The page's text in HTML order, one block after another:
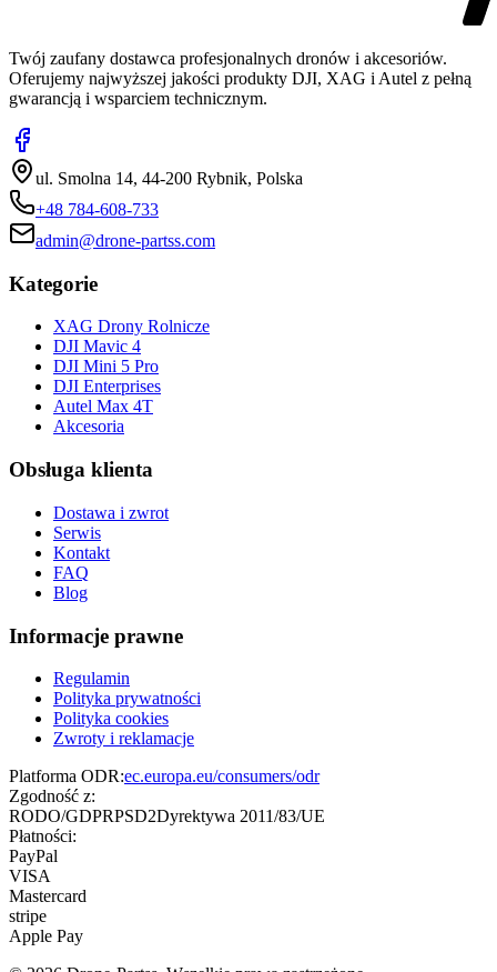
Twój zaufany dostawca profesjonalnych dronów i akcesoriów.
Oferujemy najwyższej jakości produkty DJI, XAG i Autel z pełną
gwarancją i wsparciem technicznym.
ul. Smolna 14, 44-200 Rybnik, Polska
+48 784-608-733
admin@drone-partss.com
Kategorie
XAG Drony Rolnicze
DJI Mavic 4
DJI Mini 5 Pro
DJI Enterprises
Autel Max 4T
Akcesoria
Obsługa klienta
Dostawa i zwrot
Serwis
Kontakt
FAQ
Blog
Informacje prawne
Regulamin
Polityka prywatności
Polityka cookies
Zwroty i reklamacje
Platforma ODR:ec.europa.eu/consumers/odr
Zgodność z:
RODO/GDPRPSD2Dyrektywa 2011/83/UE
Płatności:
PayPal
VISA
Mastercard
stripe
Apple Pay